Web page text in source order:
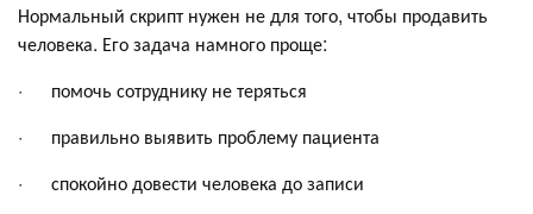
Нормальный скрипт нужен не для того, чтобы продавить
человека. Его задача намного проще:
· помочь сотруднику не теряться
· правильно выявить проблему пациента
· спокойно довести человека до записи